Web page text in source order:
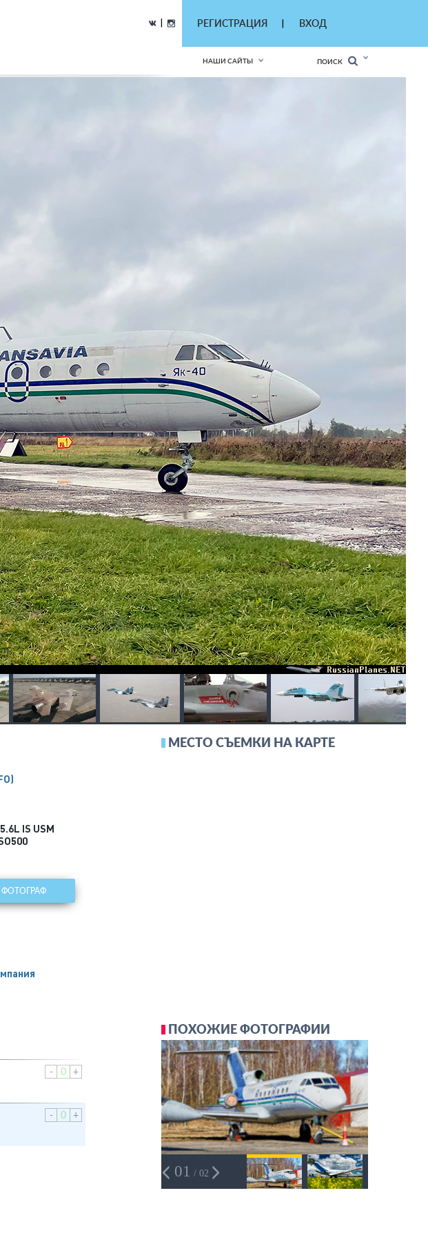
РЕГИСТРАЦИЯ ВХОД
НАШИ САЙТЫ ПОИСК
IS USM
ФОТОГРАФ
- 0 +
- 0 +
МЕСТО СЪЕМКИ НА КАРТЕ
ПОХОЖИЕ ФОТОГРАФИИ
01 / 02